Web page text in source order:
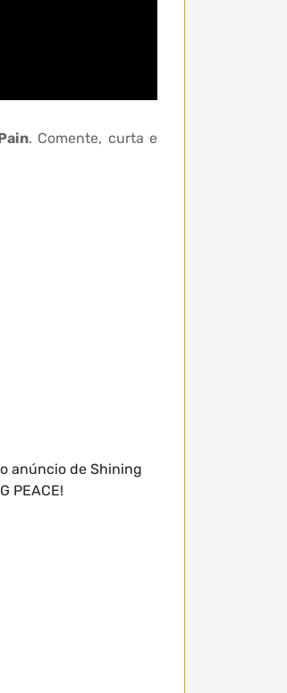
. Comente, curta e
anúncio de Shining
PEACE!